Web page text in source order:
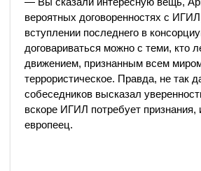
вероятных договоренностях с
вступлении последнего в
договариваться можно с теми, кто
движением, признанным всем
террористическое. Правда, не так
собеседников высказал
вскоре ИГИЛ потребует признания,
европеец.